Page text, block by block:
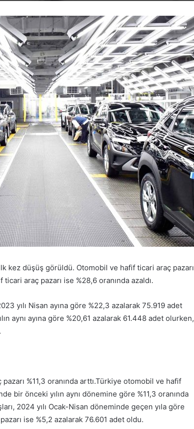
kez düşüş görüldü. Otomobil ve hafif ticari araç pazarı
araç pazarı ise %28,6 oranında azaldı.
yılı Nisan ayına göre %22,3 azalarak 75.919 adet
aynı ayına göre %20,61 azalarak 61.448 adet olurken,
%11,3 oranında arttı.Türkiye otomobil ve hafif
bir önceki yılın aynı dönemine göre %11,3 oranında
2024 yılı Ocak-Nisan döneminde geçen yıla göre
ise %5,2 azalarak 76.601 adet oldu.